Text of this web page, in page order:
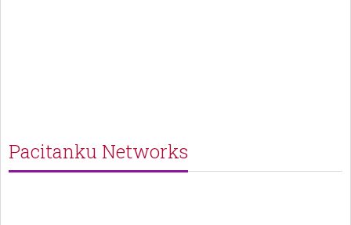
Pacitanku Networks